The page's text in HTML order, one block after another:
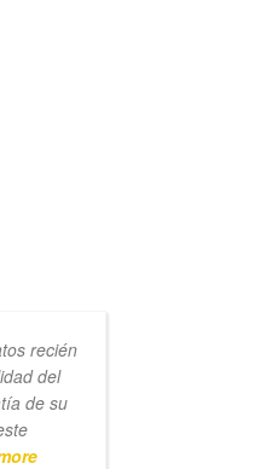
recién
del
de su